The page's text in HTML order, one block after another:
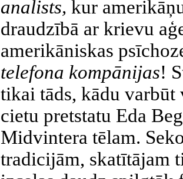
analists, kur
draudzībā ar krievu
amerikāniskas
telefona kompānijas!
tikai tāds, kādu varbūt
cietu pretstatu Eda
Midvintera tēlam.
tradicijām, skatītājam